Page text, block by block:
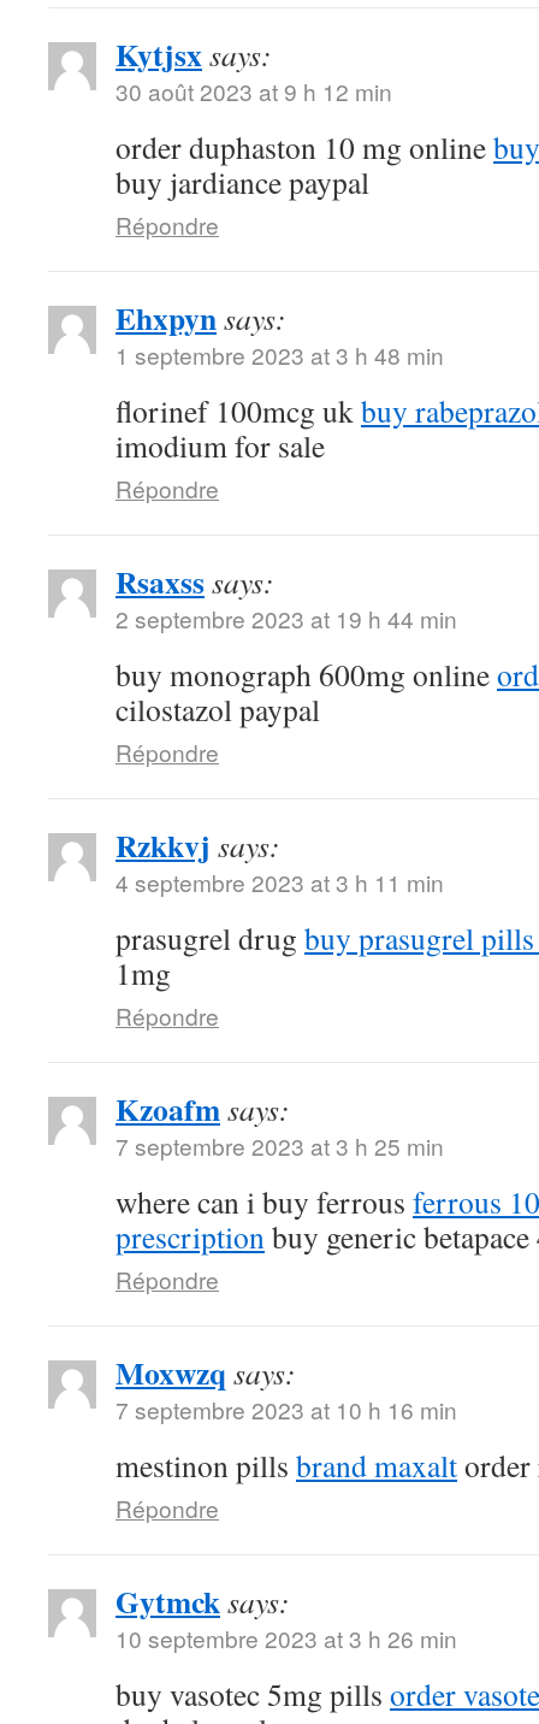
Kytjsxsays:
30 août 2023 at 9 h 12 min
order duphaston 10 mg online
buy jardiance paypal
Répondre
Ehxpynsays:
1 septembre 2023 at 3 h 48 min
florinef 100mcg ukbuy
imodium for sale
Répondre
Rsaxsssays:
2 septembre 2023 at 19 h 44 min
buy monograph 600mg online
cilostazol paypal
Répondre
Rzkkvj says:
4 septembre 2023 at 3 h 11 min
prasugrel drug buy prasugrel
1mg
Répondre
Kzoafmsays:
7 septembre 2023 at 3 h 25 min
where can i buy ferrous ferrous
prescriptionbuy generic
Répondre
Moxwzq says:
7 septembre 2023 at 10 h 16 min
mestinon pills brand maxalt
Répondre
Gytmcksays:
10 septembre 2023 at 3 h 26 min
buy vasotec 5mg pills order